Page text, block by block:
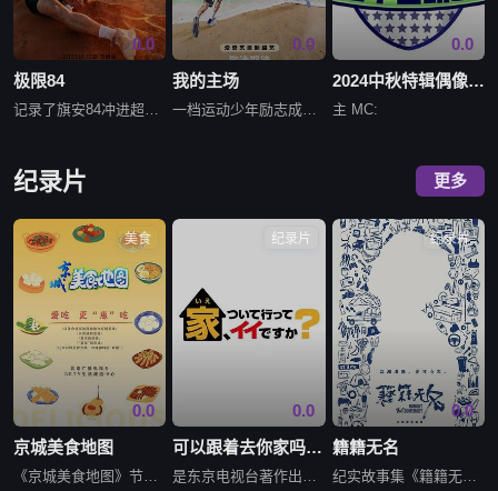
0.0
极限84
记录了旗安84冲进超过42.195公里的超乎想象的赛道，在极限马拉松环境下把自己送上试验台，挑战到底的过程的“超极限”跑步综艺节目。
0.0
我的主场
一档运动少年励志成长类节目，从全国各大中高校、体育赛场上选拔出60位篮球少年，他们将在校园集结，通过集体生活，以赛代练，最终将有10人成为夏季冠军。
0.0
2024中秋特辑偶像明星运动会
主 MC:
纪录片 更多
美食
0.0
京城美食地图
纪录片
0.0
可以跟着去你家吗2025
纪录片
0.0
籍籍无名
纪实故事集《籍籍无名》通过六个独立而完整的故事，用三年的制作周期，讲述了每个普通人，对于自身的“无可替代”与“独一无二”。我是谁，我不是谁，我身处何地，我能做什么，我又不能做什么。那一条条纵横交错的路